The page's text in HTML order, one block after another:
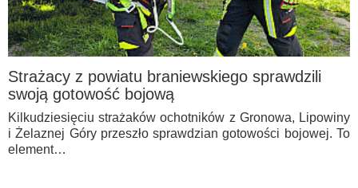
Strażacy z powiatu braniewskiego sprawdzili
swoją gotowość bojową
Kilkudziesięciu strażaków ochotników z Gronowa, Lipowiny
i Żelaznej Góry przeszło sprawdzian gotowości bojowej. To
element…